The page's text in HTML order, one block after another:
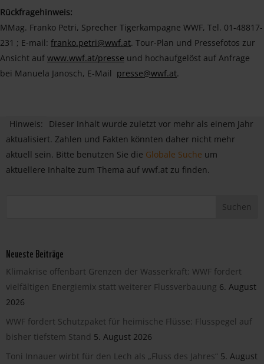
Rückfragehinweis:
MMag. Franko Petri, Sprecher Tigerkampagne WWF, Tel. 01-48817-
231 ; E-mail: franko.petri@wwf.at. Tour-Plan und Pressefotos zur
Ansicht auf www.wwf.at/presse und hochaufgelöst auf Anfrage
bei Manuela Janosch, E-Mail presse@wwf.at.
Hinweis:
Dieser Inhalt wurde zuletzt vor mehr als einem Jahr
aktualisiert. Zahlen und Fakten könnten daher nicht mehr
aktuell sein. Bitte benutzen Sie die Globale Suche um
aktuellere Inhalte zum Thema auf wwf.at zu finden.
Neueste Beiträge
Klimakrise offenbart Grenzen der Wasserkraft: WWF fordert
vielfältigen Energiemix statt weiterer Flussverbauung 6. August
2026
WWF fordert Schutzpaket für heimische Flüsse: Flusspegel auf
bisher tiefstem Stand 5. August 2026
Toni Innauer wirbt für den Lech als „Fluss des Jahres“ 5. August